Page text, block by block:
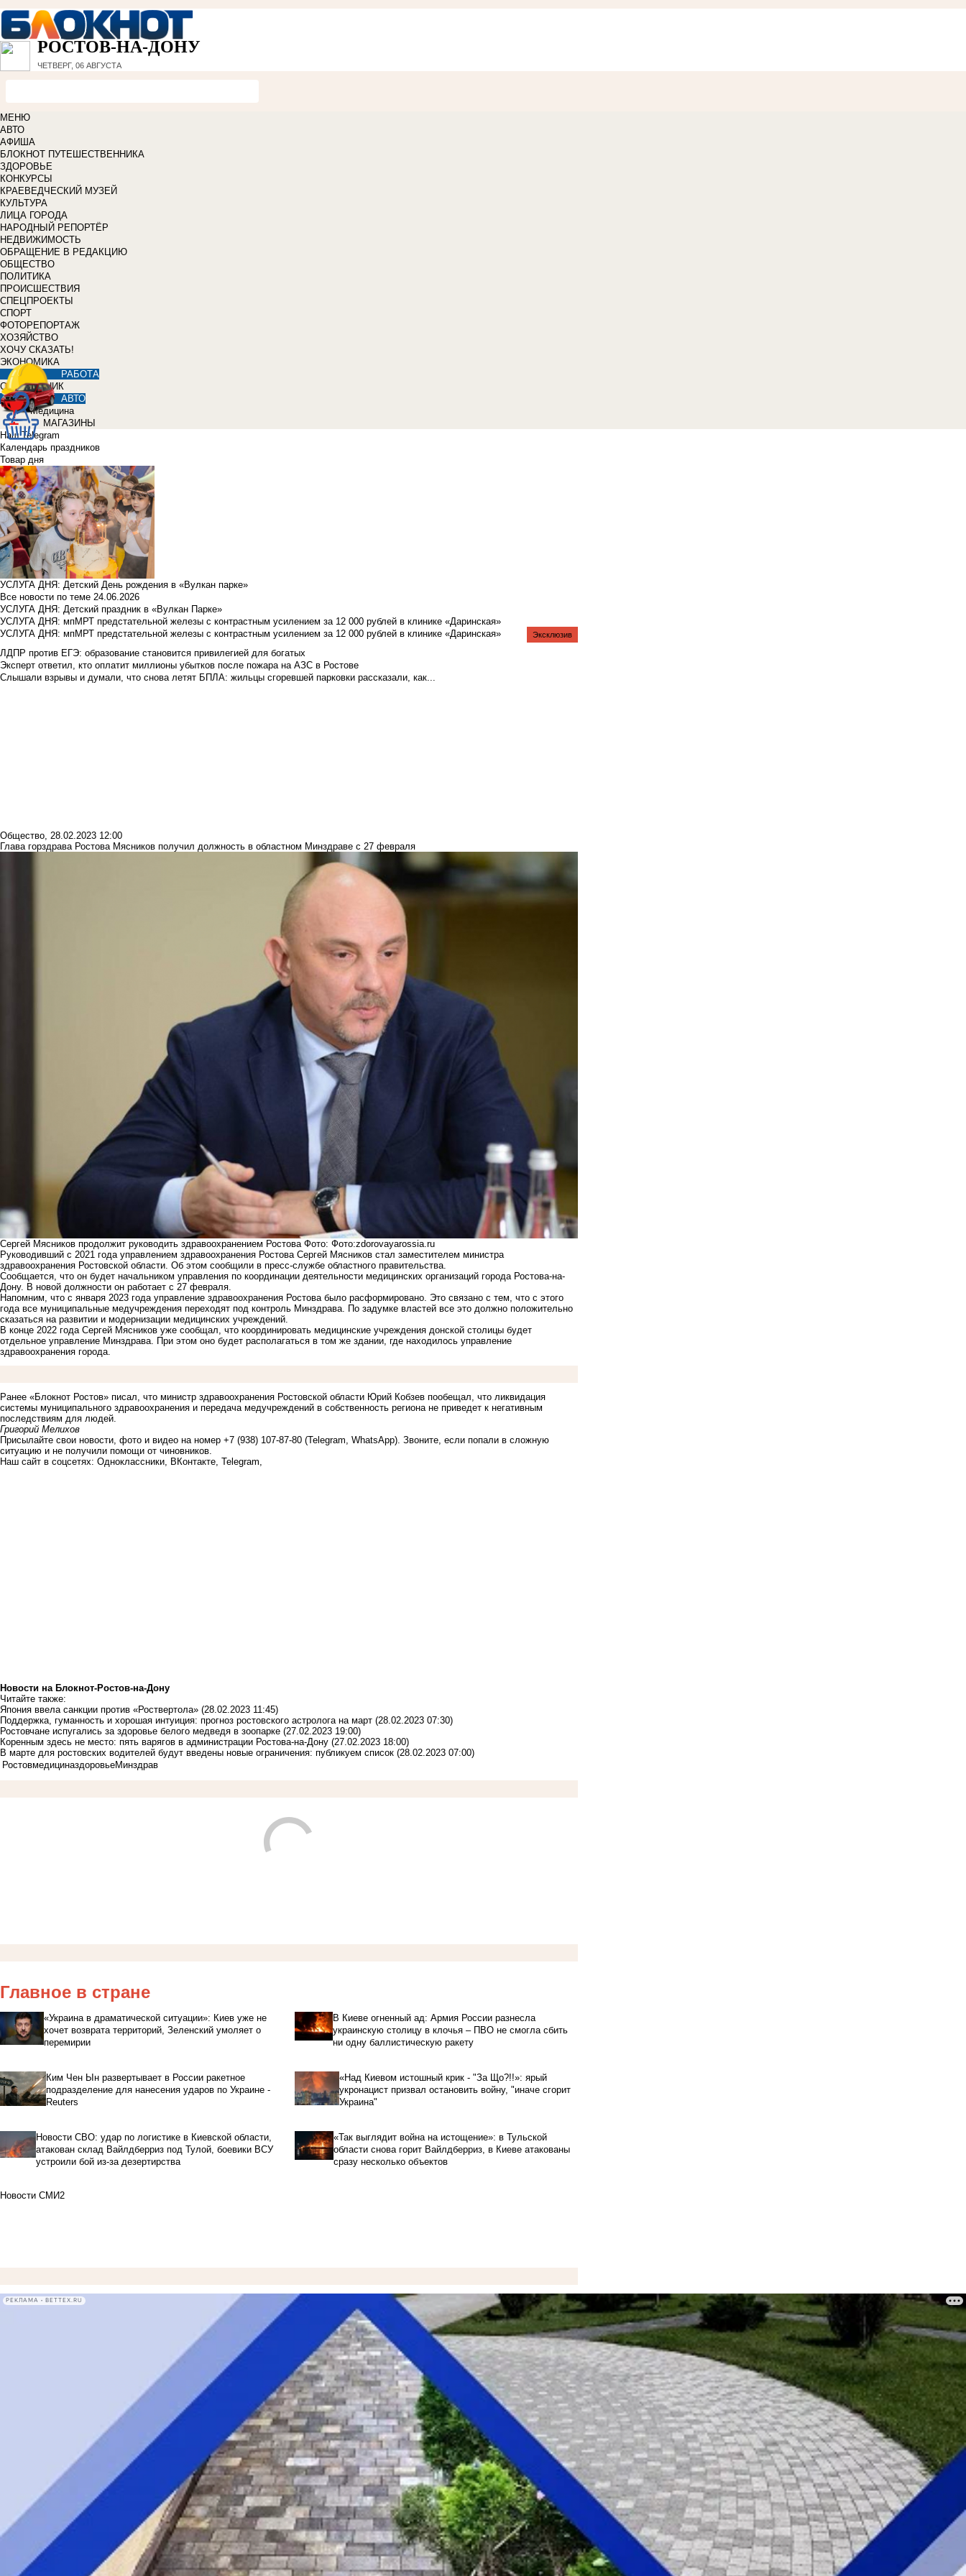
РОСТОВ-НА-ДОНУ
ЧЕТВЕРГ, 06 АВГУСТА
МЕНЮ
АВТО
АФИША
БЛОКНОТ ПУТЕШЕСТВЕННИКА
ЗДОРОВЬЕ
КОНКУРСЫ
КРАЕВЕДЧЕСКИЙ МУЗЕЙ
КУЛЬТУРА
ЛИЦА ГОРОДА
НАРОДНЫЙ РЕПОРТЁР
НЕДВИЖИМОСТЬ
ОБРАЩЕНИЕ В РЕДАКЦИЮ
ОБЩЕСТВО
ПОЛИТИКА
ПРОИСШЕСТВИЯ
СПЕЦПРОЕКТЫ
СПОРТ
ФОТОРЕПОРТАЖ
ХОЗЯЙСТВО
ХОЧУ СКАЗАТЬ!
ЭКОНОМИКА
РАБОТА
СПРАВОЧНИК
АВТО
Медицина
МАГАЗИНЫ
Наш Telegram
Календарь праздников
Товар дня
УСЛУГА ДНЯ: Детский День рождения в «Вулкан парке»
Все новости по теме 24.06.2026
УСЛУГА ДНЯ: Детский праздник в «Вулкан Парке»
УСЛУГА ДНЯ: мпМРТ предстательной железы с контрастным усилением за 12 000 рублей в клинике «Даринская»
УСЛУГА ДНЯ: мпМРТ предстательной железы с контрастным усилением за 12 000 рублей в клинике «Даринская»
ЛДПР против ЕГЭ: образование становится привилегией для богатых
Эксперт ответил, кто оплатит миллионы убытков после пожара на АЗС в Ростове
Слышали взрывы и думали, что снова летят БПЛА: жильцы сгоревшей парковки рассказали, как...
Эксклюзив
Общество, 28.02.2023 12:00
Глава горздрава Ростова Мясников получил должность в областном Минздраве с 27 февраля
Сергей Мясников продолжит руководить здравоохранением Ростова Фото: Фото:zdorovayarossia.ru
Руководивший с 2021 года управлением здравоохранения Ростова Сергей Мясников стал заместителем министра
здравоохранения Ростовской области. Об этом сообщили в пресс-службе областного правительства.
Сообщается, что он будет начальником управления по координации деятельности медицинских организаций города Ростова-на-
Дону. В новой должности он работает с 27 февраля.
Напомним, что с января 2023 года управление здравоохранения Ростова было расформировано. Это связано с тем, что с этого
года все муниципальные медучреждения переходят под контроль Минздрава. По задумке властей все это должно положительно
сказаться на развитии и модернизации медицинских учреждений.
В конце 2022 года Сергей Мясников уже сообщал , что координировать медицинские учреждения донской столицы будет
отдельное управление Минздрава. При этом оно будет располагаться в том же здании, где находилось управление
здравоохранения города.
Ранее «Блокнот Ростов» писал , что министр здравоохранения Ростовской области Юрий Кобзев пообещал, что ликвидация
системы муниципального здравоохранения и передача медучреждений в собственность региона не приведет к негативным
последствиям для людей.
Григорий Мелихов
Присылайте свои новости, фото и видео на номер +7 (938) 107-87-80 (Telegram, WhatsApp). Звоните, если попали в сложную
ситуацию и не получили помощи от чиновников.
Наш сайт в соцсетях: Одноклассники ВКонтакте Telegram
Новости на Блoкнoт-Ростов-на-Дону
Читайте также:
Япония ввела санкции против «Роствертола» (28.02.2023 11:45)
Поддержка, гуманность и хорошая интуиция: прогноз ростовского астролога на март (28.02.2023 07:30)
Ростовчане испугались за здоровье белого медведя в зоопарке (27.02.2023 19:00)
Коренным здесь не место: пять варягов в администрации Ростова-на-Дону (27.02.2023 18:00)
В марте для ростовских водителей будут введены новые ограничения: публикуем список (28.02.2023 07:00)
РостовмедициназдоровьеМинздрав
Главное в стране
«Украина в драматической ситуации»: Киев уже не
хочет возврата территорий, Зеленский умоляет о
перемирии
В Киеве огненный ад: Армия России разнесла
украинскую столицу в клочья – ПВО не смогла сбить
ни одну баллистическую ракету
Ким Чен Ын развертывает в России ракетное
подразделение для нанесения ударов по Украине -
Reuters
«Над Киевом истошный крик - "За Що?!!»: ярый
укронацист призвал остановить войну, "иначе сгорит
Украина"
Новости СВО: удар по логистике в Киевской области,
атакован склад Вайлдберриз под Тулой, боевики ВСУ
устроили бой из-за дезертирства
«Так выглядит война на истощение»: в Тульской
области снова горит Вайлдберриз, в Киеве атакованы
сразу несколько объектов
Новости СМИ2
РЕКЛАМА • BETTEX.RU